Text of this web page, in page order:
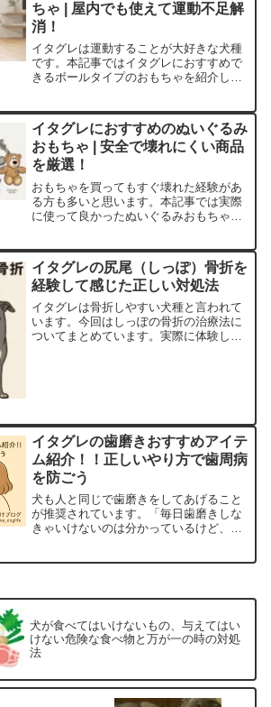
ちゃ | 屋内でも使えて運動不足解
消！
イタグレは運動することが大好きな犬種
です。本記事ではイタグレにおすすめで
きるボールタイプのおもちゃを紹介して
るので、それぞれの特徴についても紹介
しています。
イタグレにおすすめのぬいぐるみ
おもちゃ | 安全で壊れにくい商品
を厳選！
おもちゃを買ってもすぐ壊れた経験があ
る方も多いと思います。本記事では実際
に使って良かったぬいぐるみおもちゃを
めのおもちゃは？といった悩みも解決し
ていきます！
イタグレの尻尾（しっぽ）骨折を
経験して感じた正しい対処法
イタグレは骨折しやすい犬種と言われて
います。今回はしっぽの骨折の治療法に
ついてまとめています。実際に体験した
イタグレの歯磨きおすすめアイテ
ム紹介！！正しいやり方で歯周病
を防ごう
犬も人と同じで歯磨きをしてあげること
が推奨されています。「毎日歯磨きしな
きゃいけないのは分かっているけど、な
犬が食べてはいけないもの、与えてはい
けない危険な食べ物と万が一の時の対処
法